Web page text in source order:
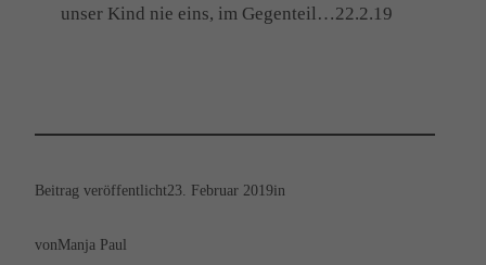
unser Kind nie eins, im Gegenteil…22.2.19
Beitrag veröffentlicht23. Februar 2019in
vonManja Paul